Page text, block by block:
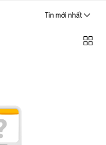
Tin mới nhất